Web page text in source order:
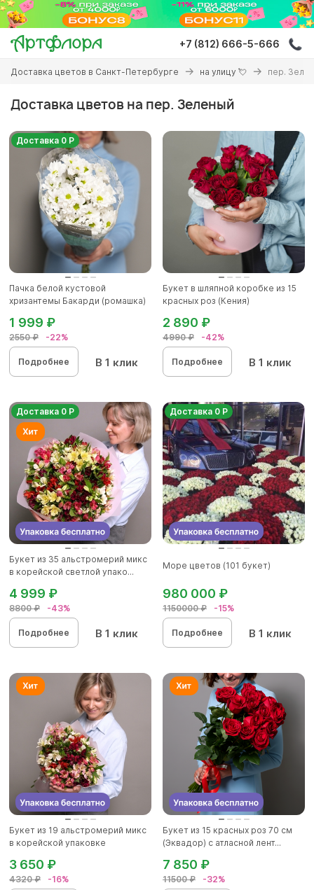
Перейти
основному
содержанию
+7 (812) 666-5-666
Вы
здесь
Доставка цветов в Санкт-Петербурге на улицу 💘 пер.
Доставка цветов на пер. Зеленый
Доставка 0 Р
Пачка белой кустовой
хризантемы Бакарди (ромашка)
2550 ₽ -22%
1 999 ₽
Подробнее В 1 клик
Букет в шляпной коробке из 15
красных роз (Кения)
4990 ₽ -42%
2 890 ₽
Подробнее В 1 клик
Доставка 0 Р
Букет из 35 альстромерий микс
в корейской светлой упако...
8800 ₽ -43%
4 999 ₽
Подробнее В 1 клик
Доставка 0 Р
Море цветов (101 букет)
1150000 ₽ -15%
980 000 ₽
Подробнее В 1 клик
Букет из 19 альстромерий микс
в корейской упаковке
4320 ₽ -16%
3 650 ₽
Букет из 15 красных роз 70 см
(Эквадор) с атласной лент...
11500 ₽ -32%
7 850 ₽